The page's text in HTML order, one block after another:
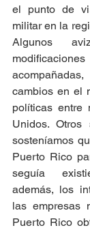
el punto de
militar en la
Algunos
cambios en el
políticas entre
Unidos. Otros
sosteníamos
Puerto Rico
seguía
además, los
las empresas
Puerto Rico